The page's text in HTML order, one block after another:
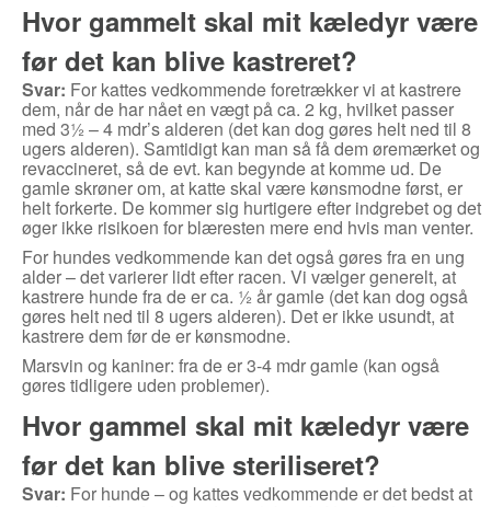
Hvor gammelt skal mit kæledyr være
før det kan blive kastreret?
Svar: For kattes vedkommende foretrækker vi at kastrere
dem, når de har nået en vægt på ca. 2 kg, hvilket passer
med 3½ – 4 mdr’s alderen (det kan dog gøres helt ned til 8
ugers alderen). Samtidigt kan man så få dem øremærket og
revaccineret, så de evt. kan begynde at komme ud. De
gamle skrøner om, at katte skal være kønsmodne først, er
helt forkerte. De kommer sig hurtigere efter indgrebet og det
øger ikke risikoen for blæresten mere end hvis man venter.
For hundes vedkommende kan det også gøres fra en ung
alder – det varierer lidt efter racen. Vi vælger generelt, at
kastrere hunde fra de er ca. ½ år gamle (det kan dog også
gøres helt ned til 8 ugers alderen). Det er ikke usundt, at
kastrere dem før de er kønsmodne.
Marsvin og kaniner: fra de er 3-4 mdr gamle (kan også
gøres tidligere uden problemer).
Hvor gammel skal mit kæledyr være
før det kan blive steriliseret?
Svar: For hunde – og kattes vedkommende er det bedst at